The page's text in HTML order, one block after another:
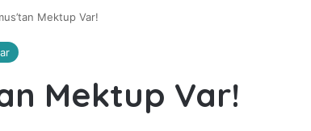
Mektup Var!
Mektup Var!